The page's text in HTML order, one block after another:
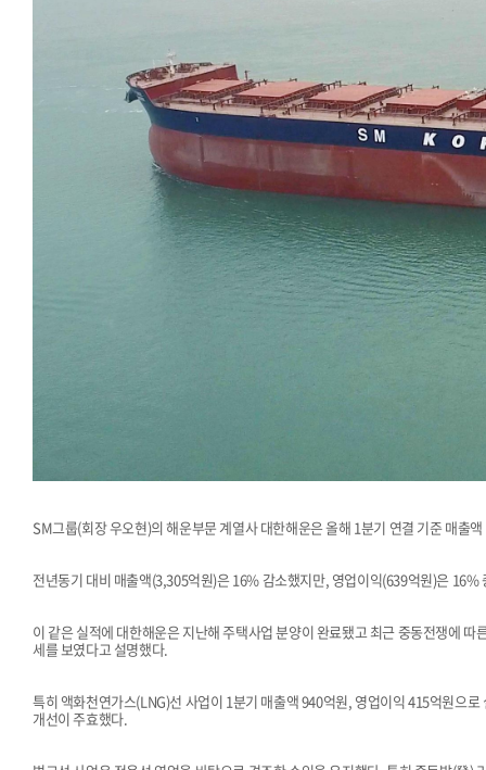
SM그룹(회장 우오현)의 해운부문 계열사 대한해운은 올해 1분기 연결 기준 매
전년동기 대비 매출액(3,305억원)은 16% 감소했지만, 영업이익(639억원)은
이 같은 실적에 대한해운은 지난해 주택사업 분양이 완료됐고 최근 중동전쟁에
세를 보였다고 설명했다.
특히 액화천연가스(LNG)선 사업이 1분기 매출액 940억원, 영업이익 415억원으
개선이 주효했다.